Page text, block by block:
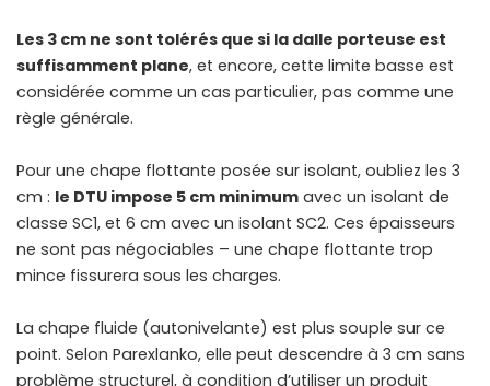
Les 3 cm ne sont tolérés que si la dalle porteuse est
suffisamment plane, et encore, cette limite basse est
considérée comme un cas particulier, pas comme une
règle générale.
Pour une chape flottante posée sur isolant, oubliez les 3
cm : le DTU impose 5 cm minimum avec un isolant de
classe SC1, et 6 cm avec un isolant SC2. Ces épaisseurs
ne sont pas négociables – une chape flottante trop
mince fissurera sous les charges.
La chape fluide (autonivelante) est plus souple sur ce
point. Selon Parexlanko, elle peut descendre à 3 cm sans
problème structurel, à condition d’utiliser un produit